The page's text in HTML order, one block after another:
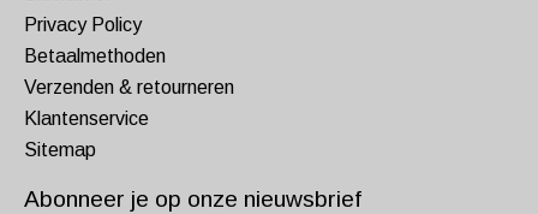
Privacy Policy
Betaalmethoden
Verzenden & retourneren
Klantenservice
Sitemap
Abonneer je op onze nieuwsbrief